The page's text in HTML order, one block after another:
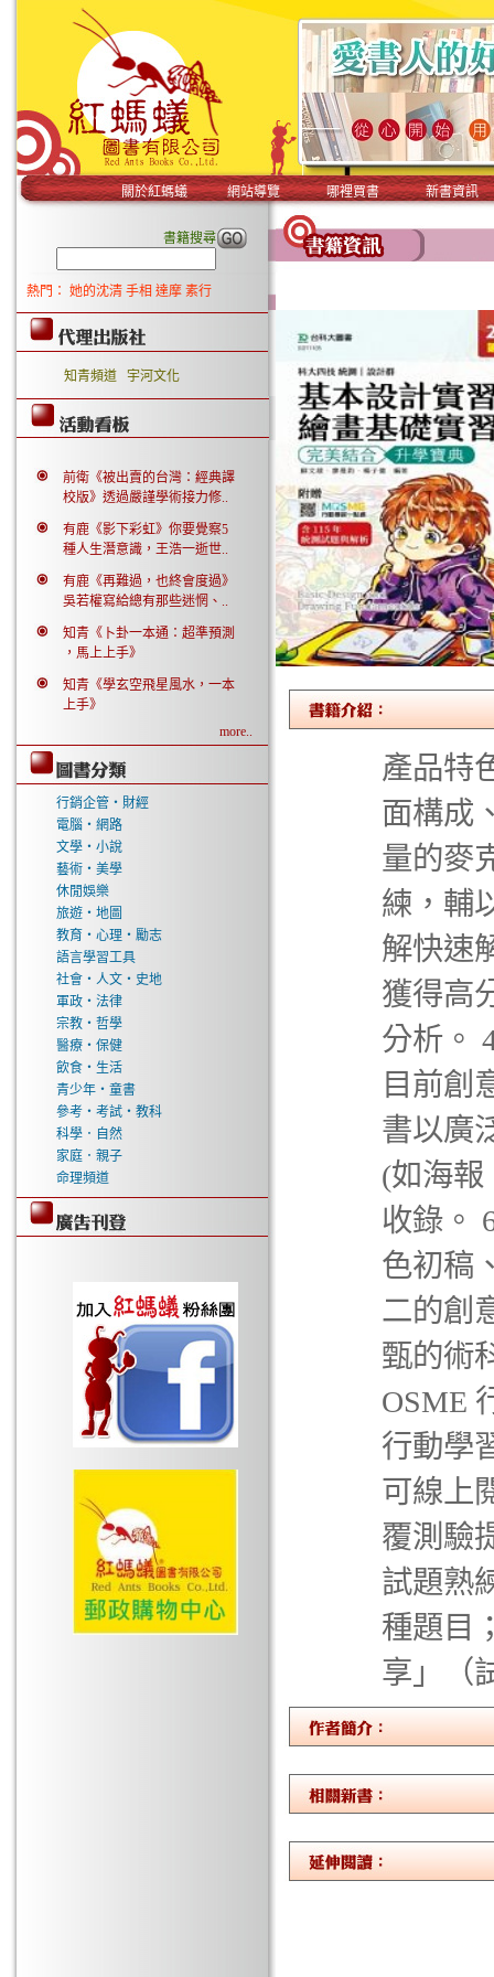
關於紅螞蟻 網站導覽 哪裡買書 新書資訊
書籍搜尋
熱門： 她的沈清 手相 達摩 素行
知青頻道 宇河文化
前衛《被出賣的台灣：經典譯
校版》透過嚴謹學術接力修..
有鹿《影下彩虹》你要覺察5
種人生潛意識，王浩一逝世..
有鹿《再難過，也終會度過》
吳若權寫給總有那些迷惘、..
知青《卜卦一本通：超準預測
，馬上上手》
知青《學玄空飛星風水，一本
上手》
more..
行銷企管‧財經
電腦‧網路
文學‧小說
藝術‧美學
休閒娛樂
旅遊‧地圖
教育‧心理‧勵志
語言學習工具
社會‧人文‧史地
軍政‧法律
宗教‧哲學
醫療‧保健
飲食‧生活
青少年‧童書
參考‧考試‧教科
科學．自然
家庭．親子
命理頻道
產品特
面構成
量的麥
練，輔
解快速
獲得高
分析。
目前創
書以廣
(如海報
收錄。
色初稿
二的創
甄的術
OSME
行動學
可線上
覆測驗
試題熟
種題目
享」（